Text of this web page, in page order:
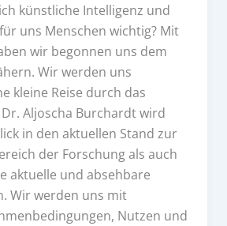
künstliche Intelligenz und
uns Menschen wichtig? Mit
wir begonnen uns dem
Wir werden uns
kleine Reise durch das
Aljoscha Burchardt wird
in den aktuellen Stand zur
der Forschung als auch
aktuelle und absehbare
Wir werden uns mit
Nutzen und